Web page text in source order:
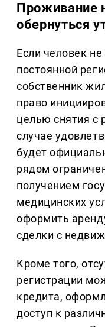
Проживание
обернуться
Если человек
постоянной
собственник
право
целью снятия с
случае
будет
рядом
получением
медицинских
оформить
сделки с
Кроме того,
регистрации
кредита,
доступ к